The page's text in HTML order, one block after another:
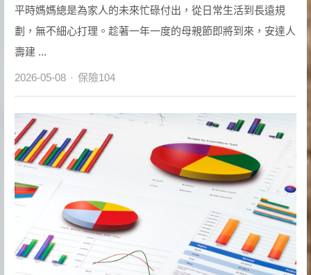
平時媽媽總是為家人的未來忙碌付出，從日常生活到長遠規
劃，無不細心打理。趁著一年一度的母親節即將到來，安達人
壽建 ...
2026-05-08 Author
保險104